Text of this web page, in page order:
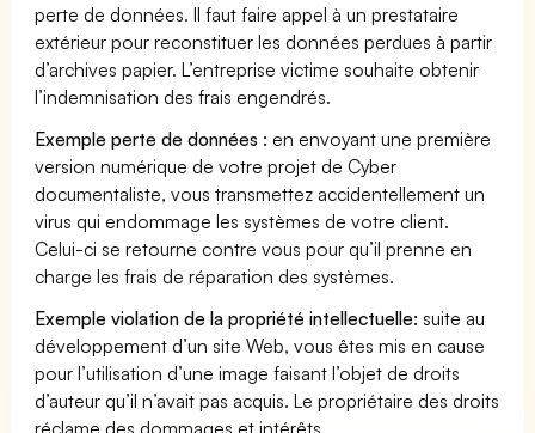
perte de données. Il faut faire appel à un prestataire
extérieur pour reconstituer les données perdues à partir
d’archives papier. L’entreprise victime souhaite obtenir
l’indemnisation des frais engendrés.
Exemple perte de données : en envoyant une première
version numérique de votre projet de Cyber
documentaliste, vous transmettez accidentellement un
virus qui endommage les systèmes de votre client.
Celui-ci se retourne contre vous pour qu’il prenne en
charge les frais de réparation des systèmes.
Exemple violation de la propriété intellectuelle: suite au
développement d’un site Web, vous êtes mis en cause
pour l’utilisation d’une image faisant l’objet de droits
d’auteur qu’il n’avait pas acquis. Le propriétaire des droits
réclame des dommages et intérêts.